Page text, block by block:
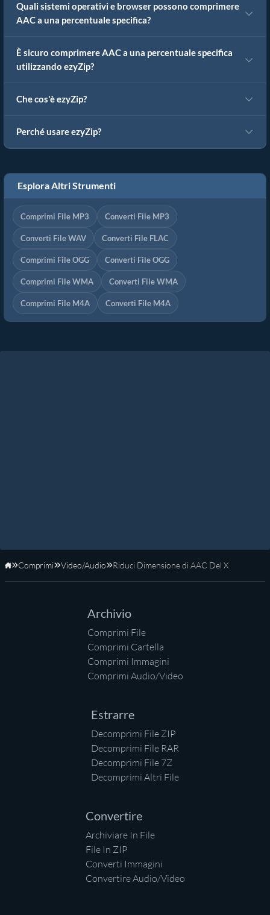
Quali sistemi operativi e browser possono comprimere
AAC a una percentuale specifica?
È sicuro comprimere AAC a una percentuale specifica
utilizzando ezyZip?
Che cos'è ezyZip?
Perché usare ezyZip?
Esplora Altri Strumenti
Comprimi File MP3 Converti File MP3
Converti File WAV Converti File FLAC
Comprimi File OGG Converti File OGG
Comprimi File WMA Converti File WMA
Comprimi File M4A Converti File M4A
Home
Comprimi Video/Audio Riduci Dimensione di AAC Del X
Archivio
Comprimi File
Comprimi Cartella
Comprimi Immagini
Comprimi Audio/Video
Estrarre
Decomprimi File ZIP
Decomprimi File RAR
Decomprimi File 7Z
Decomprimi Altri File
Convertire
Archiviare In File
File In ZIP
Converti Immagini
Convertire Audio/Video